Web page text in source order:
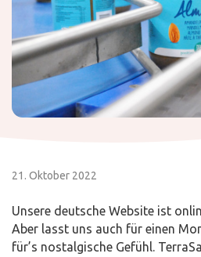
21. Oktober 2022
Unsere deutsche Website ist
Aber lasst uns auch für einen
für’s nostalgische Gefühl.